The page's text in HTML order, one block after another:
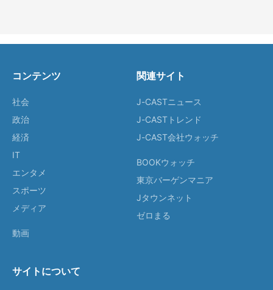
コンテンツ
社会
政治
経済
IT
エンタメ
スポーツ
メディア
動画
関連サイト
J-CASTニュース
J-CASTトレンド
J-CAST会社ウォッチ
BOOKウォッチ
東京バーゲンマニア
Jタウンネット
ゼロまる
サイトについて